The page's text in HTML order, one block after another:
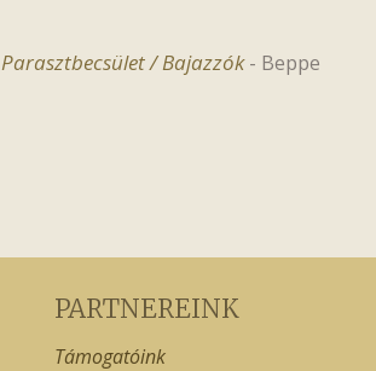
Parasztbecsület / Bajazzók - Beppe
PARTNEREINK
Támogatóink